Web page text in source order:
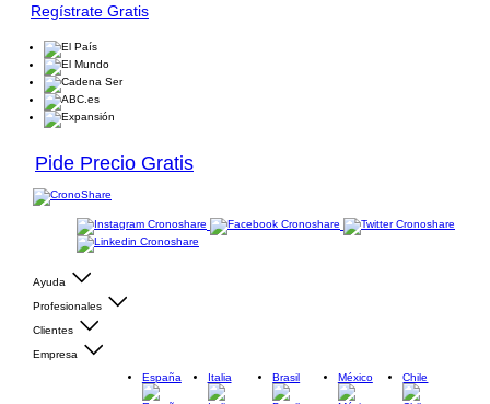
Regístrate Gratis
Pide Precio Gratis
Ayuda
Profesionales
Clientes
Empresa
España
Italia Brasil México Chile